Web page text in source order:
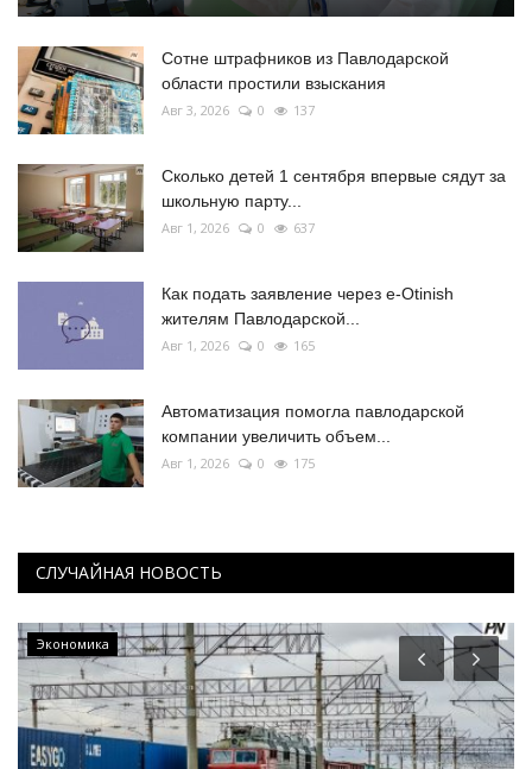
Сотне штрафников из Павлодарской
области простили взыскания
Авг 3, 2026 0 137
Сколько детей 1 сентября впервые сядут за
школьную парту...
Авг 1, 2026 0 637
Как подать заявление через e-Otinish
жителям Павлодарской...
Авг 1, 2026 0 165
Автоматизация помогла павлодарской
компании увеличить объем...
Авг 1, 2026 0 175
СЛУЧАЙНАЯ НОВОСТЬ
Экономика